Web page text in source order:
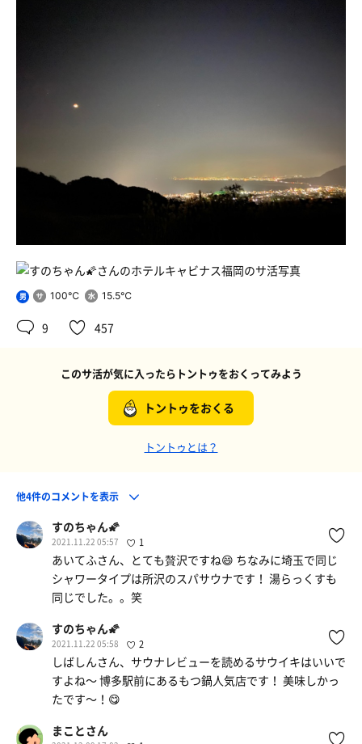
男 100℃ 15.5℃
9 457
このサ活が気に入ったらトントゥをおくってみよう
トントゥをおくる
トントゥとは？
他4件のコメントを表示
すのちゃん🌠
2021.11.22 05:57 1
あいてふさん、とても贅沢ですね😄 ちなみに埼玉で同じ
シャワータイプは所沢のスパサウナです！ 湯らっくすも
同じでした。。笑
すのちゃん🌠
2021.11.22 05:58 2
しばしんさん、サウナレビューを読めるサウイキはいいで
すよね〜 博多駅前にあるもつ鍋人気店です！ 美味しかっ
たです〜！😋
まことさん